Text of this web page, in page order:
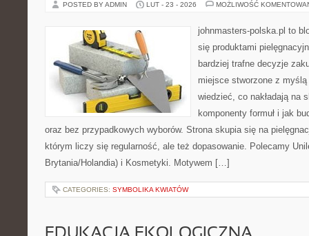
POSTED BY ADMIN LUT - 23 - 2026 MOŻLIWOŚĆ
johnmasters-polska.pl to
się produktami
bardziej trafne decyzje
miejsce stworzone z
wiedzieć, co nakładają na
komponenty formuł i jak
oraz bez przypadkowych wyborów. Strona skupia się na
którym liczy się regularność, ale też dopasowanie. Polecamy
Brytania/Holandia) i Kosmetyki. Motywem […]
CATEGORIES: SYMBOLIKA KWIATÓW